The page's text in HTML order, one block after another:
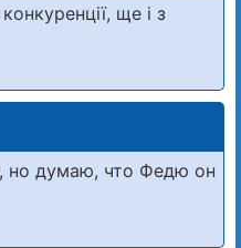
ще і з
но думаю, что Федю он